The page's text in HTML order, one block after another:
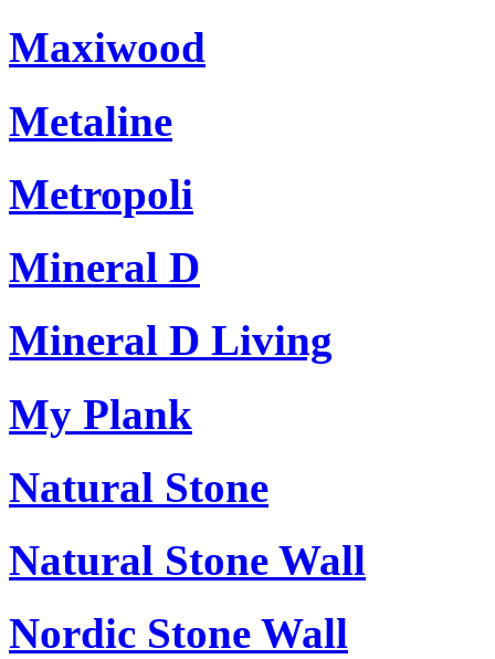
Maxiwood
Metaline
Metropoli
Mineral D
Mineral D Living
My Plank
Natural Stone
Natural Stone Wall
Nordic Stone Wall